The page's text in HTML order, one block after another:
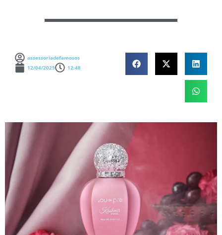
assessoriadefamosos
12/04/2025
12:48